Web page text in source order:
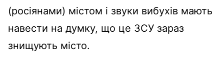
(росіянами) містом і звуки вибухів мають
навести на думку, що це ЗСУ зараз
знищують місто.